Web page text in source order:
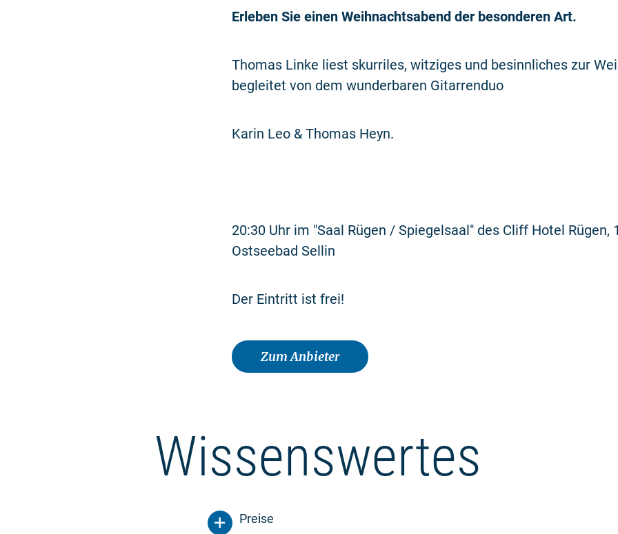
Erleben Sie einen Weihnachtsabend der besonderen Art.
Thomas Linke liest skurriles, witziges und besinnliches zur
begleitet von dem wunderbaren Gitarrenduo
Karin Leo & Thomas Heyn.
20:30 Uhr im "Saal Rügen / Spiegelsaal" des Cliff Hotel Rügen,
Ostseebad Sellin
Der Eintritt ist frei!
Zum Anbieter
Wissenswertes
Preise